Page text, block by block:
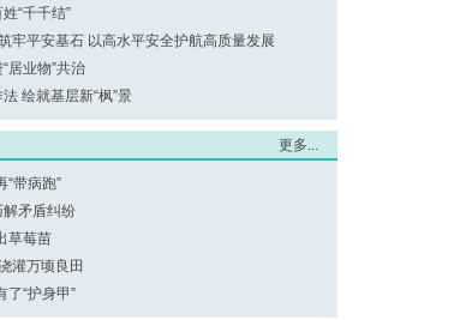
“千千结”
牢平安基石 以高水平安全护航高质量发展
居业物”共治
绘就基层新“枫”景
更多...
“带病跑”
解矛盾纠纷
草莓苗
灌万顷良田
了“护身甲”